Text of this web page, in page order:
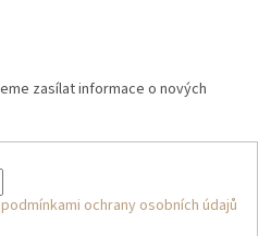
zasílat informace o nových
podmínkami ochrany osobních údajů